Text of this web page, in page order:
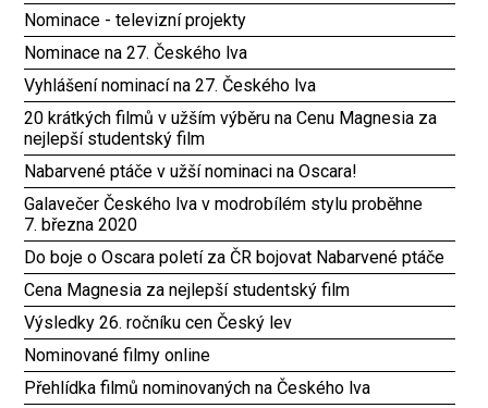
Nominace - televizní projekty
Nominace na 27. Českého lva
Vyhlášení nominací na 27. Českého lva
20 krátkých filmů v užším výběru na Cenu Magnesia za
nejlepší studentský film
Nabarvené ptáče v užší nominaci na Oscara!
Galavečer Českého lva v modrobílém stylu proběhne
7. března 2020
Do boje o Oscara poletí za ČR bojovat Nabarvené ptáče
Cena Magnesia za nejlepší studentský film
Výsledky 26. ročníku cen Český lev
Nominované filmy online
Přehlídka filmů nominovaných na Českého lva